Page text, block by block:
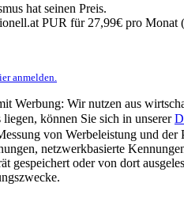
hat seinen Preis.
PUR für 27,99€ pro Monat
anmelden.
Werbung: Wir nutzen aus
können Sie sich in unserer
von Werbeleistung und
netzwerkbasierte
gespeichert oder von dort